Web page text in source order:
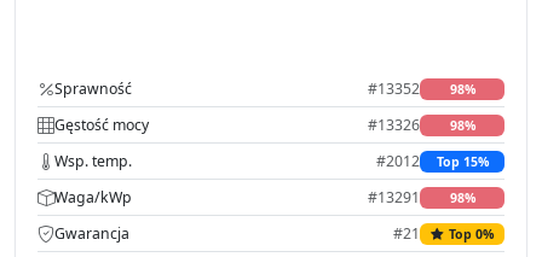
Sprawność #13352 98%
Gęstość mocy #13326 98%
Wsp. temp. #2012 Top 15%
Waga/kWp #13291 98%
Gwarancja #21 Top 0%